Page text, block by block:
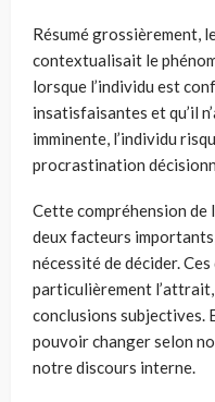
Résumé grossièrement,
contextualisait le
lorsque l’individu est
insatisfaisantes et qu’il
imminente, l’individu
procrastination
Cette compréhension
deux facteurs
nécessité de décider.
particulièrement
conclusions subjectives.
pouvoir changer selon
notre discours interne.